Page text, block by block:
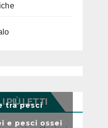
PIÙ LETTI
tra pesci
e pesci ossei